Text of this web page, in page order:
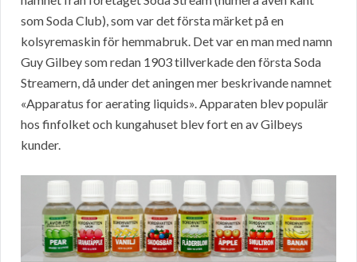
som Soda Club), som var det första märket på en
kolsyremaskin för hemmabruk. Det var en man med namn
Guy Gilbey som redan 1903 tillverkade den första Soda
Streamern, då under det aningen mer beskrivande namnet
«Apparatus for aerating liquids». Apparaten blev populär
hos finfolket och kungahuset blev fort en av Gilbeys
kunder.